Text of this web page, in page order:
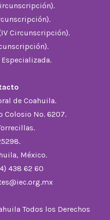
Circunscripción).
de Coahuila.
Colosio No. 6207.
México.
438 62 60
Todos los Derechos